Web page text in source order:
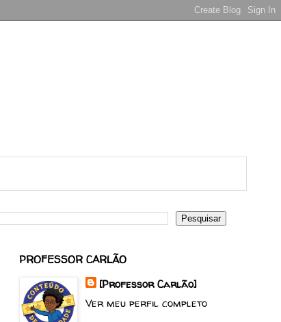
PROFESSOR CARLÃO
[Professor Carlão]
Ver meu perfil completo